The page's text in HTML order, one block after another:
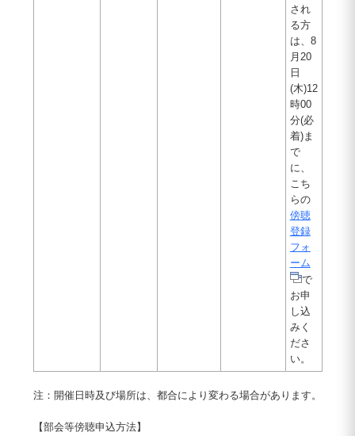
され
る方
は、8
月20
日
(木)12
時00
分(必
着)ま
で
に、
こち
らの
傍聴
登録
フォ
ーム
で
お申
し込
みく
ださ
い。
注：開催日時及び場所は、都合により変わる場合があります。
【部会等傍聴申込方法】